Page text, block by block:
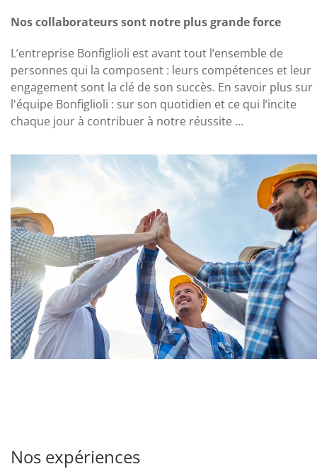
Nos collaborateurs sont notre plus grande force
L’entreprise Bonfiglioli est avant tout l’ensemble de
personnes qui la composent : leurs compétences et leur
engagement sont la clé de son succès. En savoir plus sur
l'équipe Bonfiglioli : sur son quotidien et ce qui l’incite
chaque jour à contribuer à notre réussite ...
Nos expériences